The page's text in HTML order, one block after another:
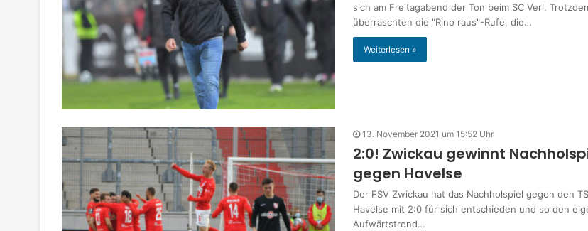
sich am Freitagabend der Ton beim SC Verl.
überraschten die "Rino raus"-Rufe, die…
Weiterlesen »
13. November 2021 um 15:52 Uhr
2:0! Zwickau gewinnt
gegen Havelse
Der FSV Zwickau hat das Nachholspiel gegen den
Havelse mit 2:0 für sich entschieden und so den
Aufwärtstrend…